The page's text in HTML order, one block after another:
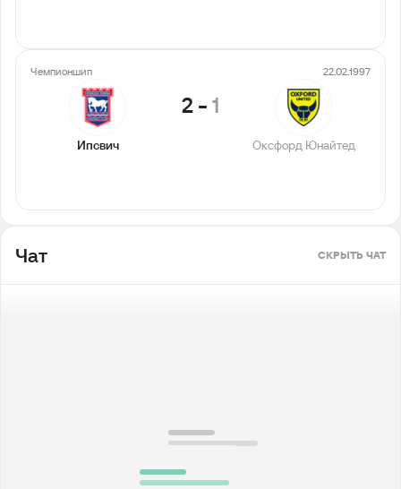
Чемпионшип 22.02.1997
Ипсвич
2-1
Оксфорд Юнайтед
Чат СКРЫТЬ ЧАТ